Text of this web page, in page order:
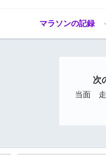
マラソンの記録
次
当面 走